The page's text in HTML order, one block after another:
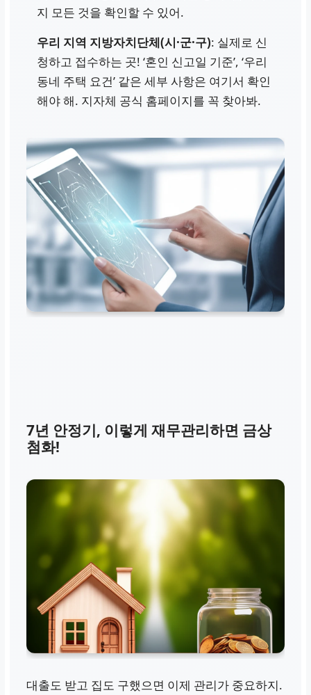
지 모든 것을 확인할 수 있어.
우리 지역 지방자치단체(시·군·구): 실제로 신
청하고 접수하는 곳! ‘혼인 신고일 기준’, ‘우리
동네 주택 요건’ 같은 세부 사항은 여기서 확인
해야 해. 지자체 공식 홈페이지를 꼭 찾아봐.
7년 안정기, 이렇게 재무관리하면 금상
첨화!
대출도 받고 집도 구했으면 이제 관리가 중요하지.